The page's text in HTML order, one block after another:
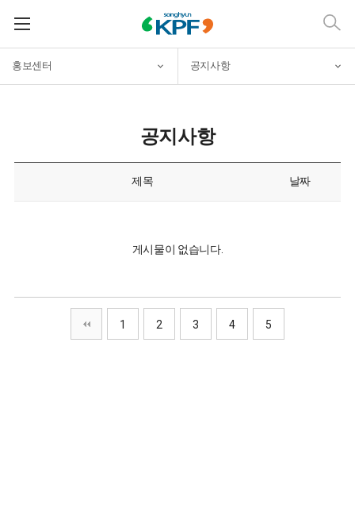
홍보센터 공지사항
공지사항
제목 날짜
게시물이 없습니다.
1 2 3 4 5